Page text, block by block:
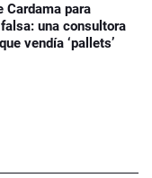
Cardama para
una consultora
vendía ‘pallets’